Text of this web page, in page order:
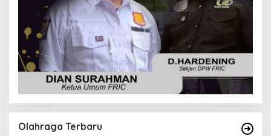
Olahraga Terbaru